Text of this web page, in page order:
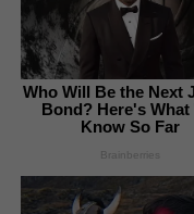
Who Will Be the Next
Bond? Here's What
Know So Far
Brainberries